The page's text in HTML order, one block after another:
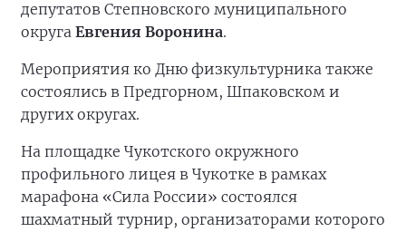
депутатов Степновского муниципального
округа Евгения Воронина.
Мероприятия ко Дню физкультурника также
состоялись в Предгорном, Шпаковском и
других округах.
На площадке Чукотского окружного
профильного лицея в Чукотке в рамках
марафона «Сила России» состоялся
шахматный турнир, организаторами которого